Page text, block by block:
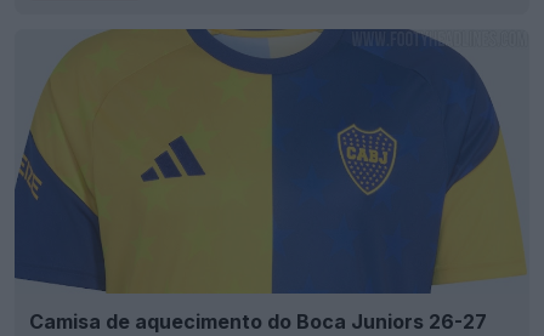
Camisa de aquecimento do Boca Juniors 26-27